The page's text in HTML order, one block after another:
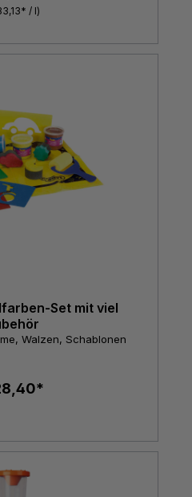
/ l)
Set mit viel
Walzen, Schablonen